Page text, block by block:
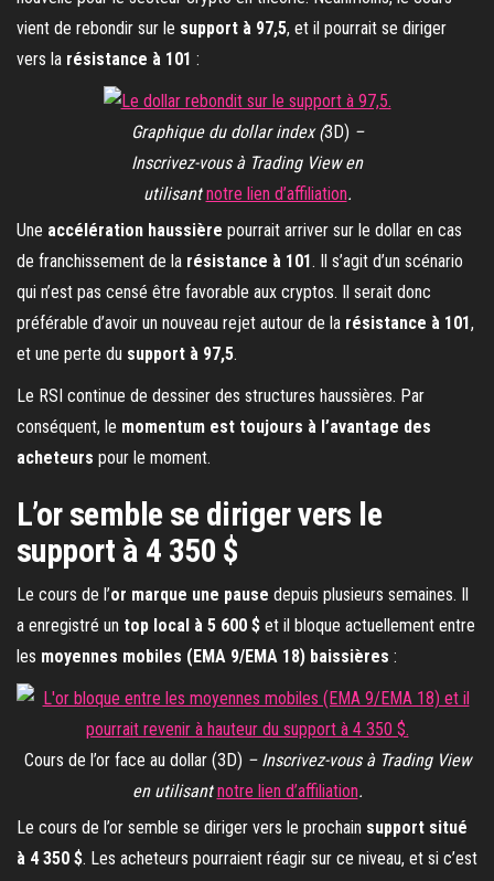
vient de rebondir sur le support à 97,5, et il pourrait se diriger
vers la résistance à 101 :
Graphique du dollar index (3D) –
Inscrivez-vous à Trading View en
utilisantnotre lien d’affiliation.
Une accélération haussière pourrait arriver sur le dollar en cas
de franchissement de la résistance à 101. Il s’agit d’un scénario
qui n’est pas censé être favorable aux cryptos. Il serait donc
préférable d’avoir un nouveau rejet autour de la résistance à 101,
et une perte du support à 97,5.
Le RSI continue de dessiner des structures haussières. Par
conséquent, le momentum est toujours à l’avantage des
acheteurs pour le moment.
L’or semble se diriger vers le
support à 4 350 $
Le cours de l’or marque une pause depuis plusieurs semaines. Il
a enregistré un top local à 5 600 $ et il bloque actuellement entre
les moyennes mobiles (EMA 9/EMA 18) baissières :
Cours de l’or face au dollar (3D) – Inscrivez-vous à Trading View
en utilisantnotre lien d’affiliation.
Le cours de l’or semble se diriger vers le prochain support situé
à 4 350 $. Les acheteurs pourraient réagir sur ce niveau, et si c’est